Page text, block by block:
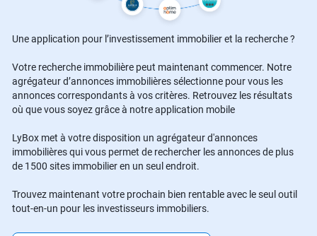
Une application pour l’investissement immobilier et la recherche ?
Votre recherche immobilière peut maintenant commencer. Notre
agrégateur d’annonces immobilières sélectionne pour vous les
annonces correspondants à vos critères. Retrouvez les résultats
où que vous soyez grâce à notre application mobile
LyBox met à votre disposition un agrégateur d'annonces
immobilières qui vous permet de rechercher les annonces de plus
de 1500 sites immobilier en un seul endroit.
Trouvez maintenant votre prochain bien rentable avec le seul outil
tout-en-un pour les investisseurs immobiliers.